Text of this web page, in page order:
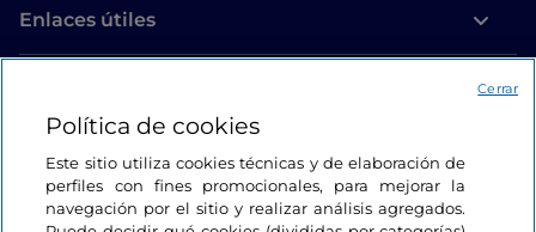
Enlaces útiles
Estamos en contacto
Política de cookies
Este sitio utiliza cookies técnicas y de elaboración de
perfiles con fines promocionales, para mejorar la
navegación por el sitio y realizar análisis agregados.
Cerrar